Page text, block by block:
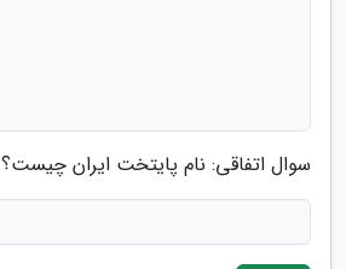
سوال اتفاقی: نام پایتخت ایران چیست؟